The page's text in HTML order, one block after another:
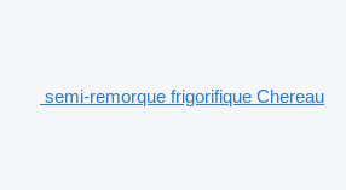
semi-remorque frigorifique Chereau